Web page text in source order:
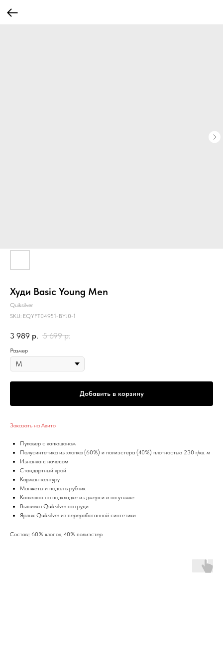
Худи Basic Young Men
Quiksilver
SKU: EQYFT04951-BYJ0-1
3 989 р. 5 699 р.
Размер
Добавить в корзину
Заказать на Авито
Пуловер с капюшоном
Полусинтетика из хлопка (60%) и полиэстера (40%) плотностью 230 г/кв. м
Изнанка с начесом
Стандартный крой
Карман-кенгуру
Манжеты и подол в рубчик
Капюшон на подкладке из джерси и на утяжке
Вышивка Quiksilver на груди
Ярлык Quiksilver из переработанной синтетики
Состав:: 60% хлопок, 40% полиэстер